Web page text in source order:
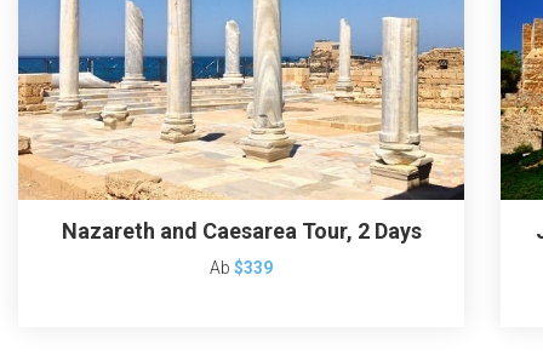
Nazareth and Caesarea Tour, 2 Days
Ab$339